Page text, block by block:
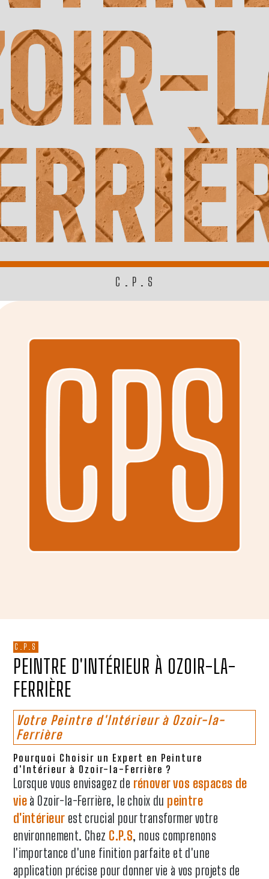
C.P.S
C.P.S
PEINTRE D'INTÉRIEUR À OZOIR-LA-
FERRIÈRE
Votre Peintre d'Intérieur à Ozoir-la-
Ferrière
Pourquoi Choisir un Expert en Peinture
d'Intérieur à Ozoir-la-Ferrière ?
Lorsque vous envisagez de rénover vos espaces de
vie à Ozoir-la-Ferrière, le choix du peintre
d'intérieur est crucial pour transformer votre
environnement. Chez C.P.S, nous comprenons
l'importance d'une finition parfaite et d'une
application précise pour donner vie à vos projets de